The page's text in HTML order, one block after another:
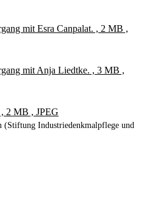
mit Esra Canpalat. , 2 MB ,
mit Anja Liedtke. , 3 MB ,
2 MB , JPEG
(Stiftung Industriedenkmalpflege und